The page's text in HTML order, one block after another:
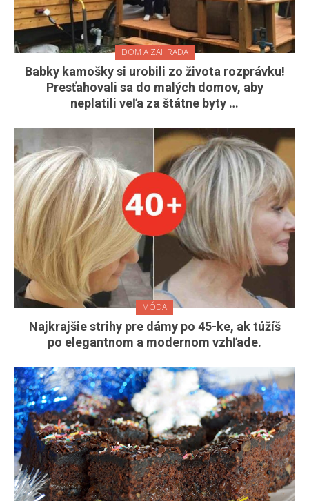
DOM A ZÁHRADA
Babky kamošky si urobili zo života rozprávku!
Presťahovali sa do malých domov, aby
neplatili veľa za štátne byty …
MÓDA
Najkrajšie strihy pre dámy po 45-ke, ak túžíš
po elegantnom a modernom vzhľade.